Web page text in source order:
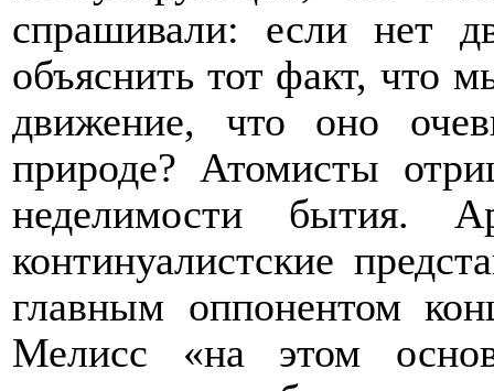
спрашивали: если нет
объяснить тот факт,
движение, что оно
природе? Атомисты
неделимости бытия.
континуалистские
главным оппонентом
Мелисс «на этом